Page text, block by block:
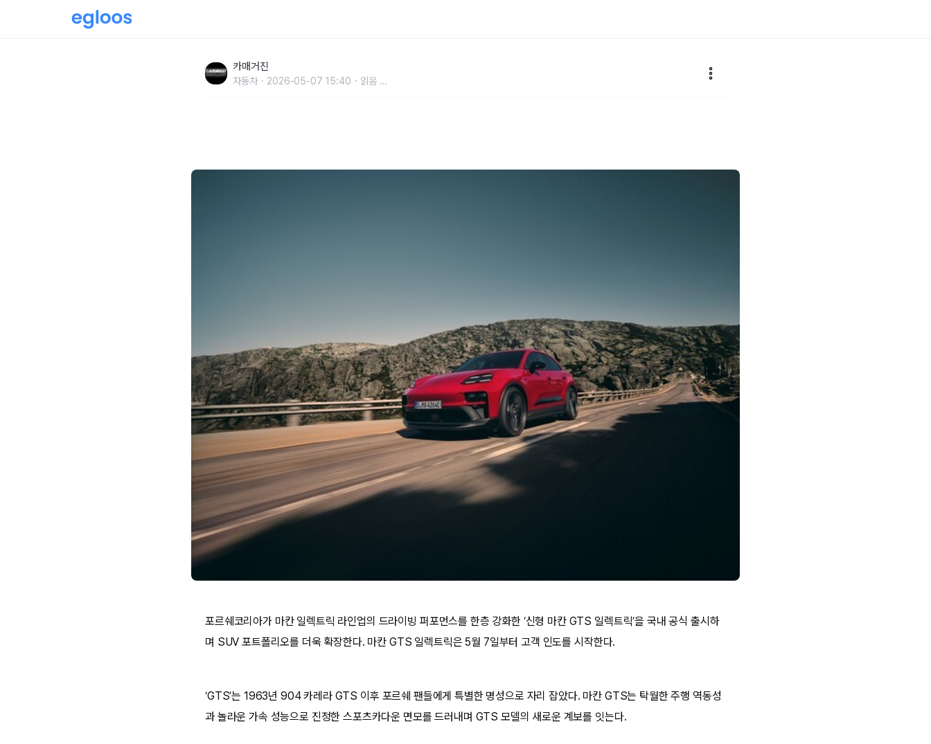
카매거진
자동차 2026-05-07 15:40 읽음 ...
포르쉐코리아가 마칸 일렉트릭 라인업의 드라이빙 퍼포먼스를 한층 강화한 ‘신형 마칸 GTS 일렉트릭’을 국내 공식 출시하
며 SUV 포트폴리오를 더욱 확장한다. 마칸 GTS 일렉트릭은 5월 7일부터 고객 인도를 시작한다.
‘GTS’는 1963년 904 카레라 GTS 이후 포르쉐 팬들에게 특별한 명성으로 자리 잡았다. 마칸 GTS는 탁월한 주행 역동성
과 놀라운 가속 성능으로 진정한 스포츠카다운 면모를 드러내며 GTS 모델의 새로운 계보를 잇는다.